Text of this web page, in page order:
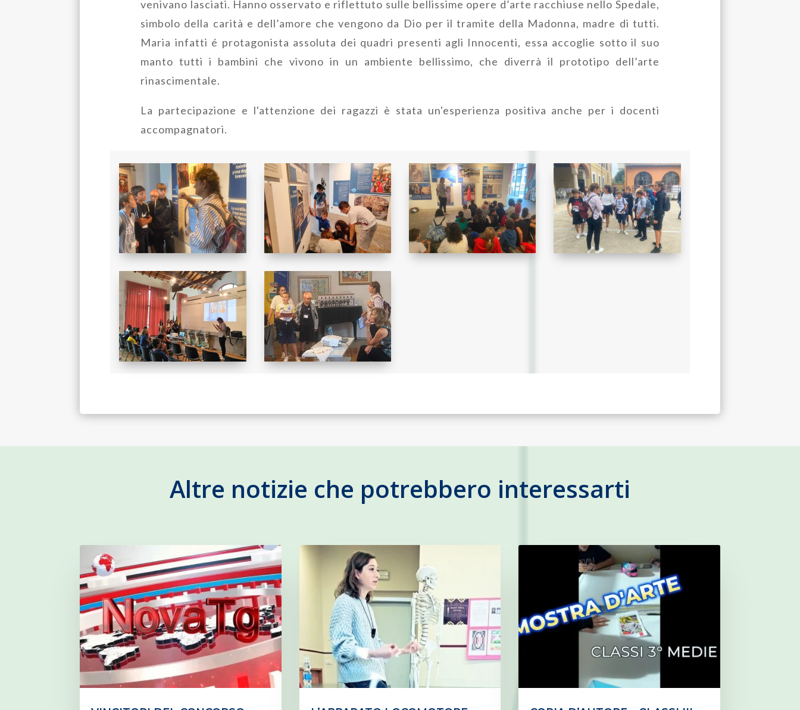
venivano lasciati. Hanno osservato e riflettuto sulle bellissime opere d’arte racchiuse nello Spedale,
simbolo della carità e dell’amore che vengono da Dio per il tramite della Madonna, madre di tutti.
Maria infatti é protagonista assoluta dei quadri presenti agli Innocenti, essa accoglie sotto il suo
manto tutti i bambini che vivono in un ambiente bellissimo, che diverrà il prototipo dell’arte
rinascimentale.
La partecipazione e l'attenzione dei ragazzi è stata un'esperienza positiva anche per i docenti
accompagnatori.
Altre notizie che potrebbero interessarti